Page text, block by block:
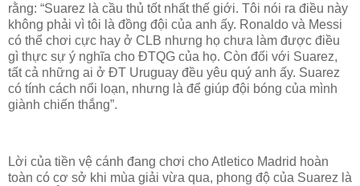
rằng: “Suarez là cầu thủ tốt nhất thế giới. Tôi nói ra điều này
không phải vì tôi là đồng đội của anh ấy. Ronaldo và Messi
có thể chơi cực hay ở CLB nhưng họ chưa làm được điều
gì thực sự ý nghĩa cho ĐTQG của họ. Còn đối với Suarez,
tất cả những ai ở ĐT Uruguay đều yêu quý anh ấy. Suarez
có tính cách nổi loạn, nhưng là để giúp đội bóng của mình
giành chiến thắng”.
Lời của tiền vệ cánh đang chơi cho Atletico Madrid hoàn
toàn có cơ sở khi mùa giải vừa qua, phong độ của Suarez là